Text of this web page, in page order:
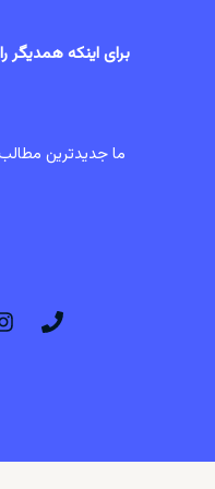
برای اینکه همدیگر
ما جدیدترین